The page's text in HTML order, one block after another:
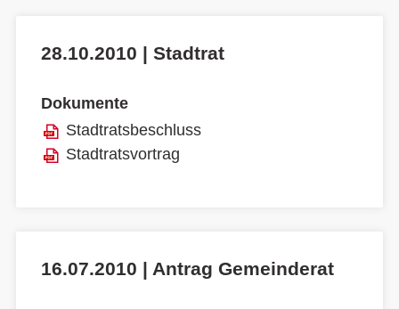
28.10.2010 | Stadtrat
Dokumente
Stadtratsbeschluss
Stadtratsvortrag
16.07.2010 | Antrag Gemeinderat